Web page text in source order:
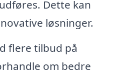
Dette kan
løsninger.
flere tilbud på
om bedre